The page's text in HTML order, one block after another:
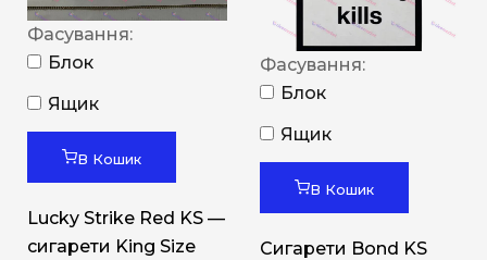
Фасування:
Блок
Ящик
В Кошик
Lucky Strike Red KS —
сигарети King Size
Фасування:
Блок
Ящик
В Кошик
Сигарети Bond KS